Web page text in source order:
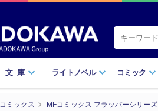
文庫 ライトノベル コミック
コミックス MFコミックス フラッパーシリーズ